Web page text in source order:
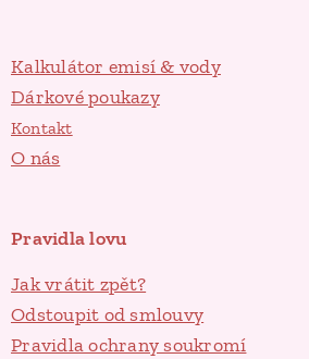
Kalkulátor emisí & vody
Dárkové poukazy
Kontakt
O nás
Pravidla lovu
Jak vrátit zpět?
Odstoupit od smlouvy
Pravidla ochrany soukromí